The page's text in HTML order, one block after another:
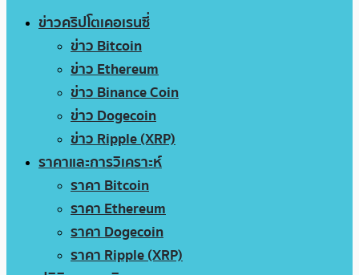
ข่าวคริปโตเคอเรนซี่
ข่าว Bitcoin
ข่าว Ethereum
ข่าว Binance Coin
ข่าว Dogecoin
ข่าว Ripple (XRP)
ราคาและการวิเคราะห์
ราคา Bitcoin
ราคา Ethereum
ราคา Dogecoin
ราคา Ripple (XRP)